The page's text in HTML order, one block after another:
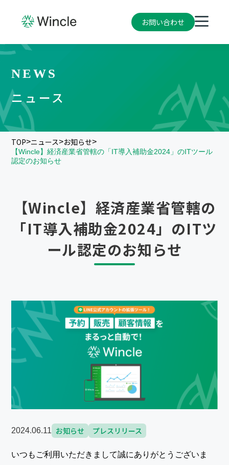
お問い合わせ
NEWS
ニュース
TOP>ニュース>お知らせ>
【Wincle】経済産業省管轄の「IT導入補助金2024」のITツール
認定のお知らせ
【Wincle】経済産業省管轄の
「IT導入補助金2024」のITツ
ール認定のお知らせ
2024.06.11 お知らせ プレスリリース
いつもご利用いただきまして誠にありがとうございま